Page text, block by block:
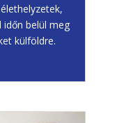
időn belül meg
külföldre.